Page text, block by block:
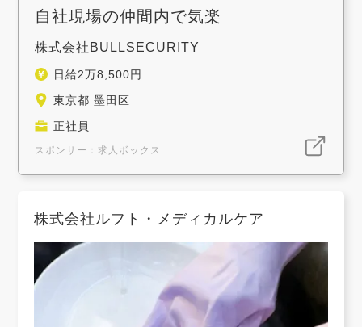
自社現場の仲間内で気楽
株式会社BULLSECURITY
日給2万8,500円
東京都 墨田区
正社員
スポンサー：求人ボックス
株式会社ルフト・メディカルケア